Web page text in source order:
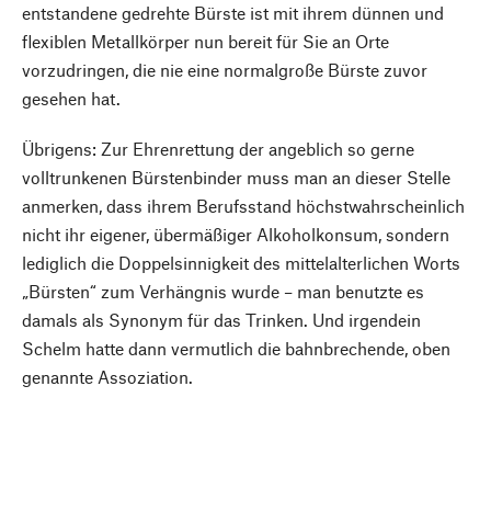
entstandene gedrehte Bürste ist mit ihrem dünnen und
flexiblen Metallkörper nun bereit für Sie an Orte
vorzudringen, die nie eine normalgroße Bürste zuvor
gesehen hat.
Übrigens: Zur Ehrenrettung der angeblich so gerne
volltrunkenen Bürstenbinder muss man an dieser Stelle
anmerken, dass ihrem Berufsstand höchstwahrscheinlich
nicht ihr eigener, übermäßiger Alkoholkonsum, sondern
lediglich die Doppelsinnigkeit des mittelalterlichen Worts
„Bürsten“ zum Verhängnis wurde – man benutzte es
damals als Synonym für das Trinken. Und irgendein
Schelm hatte dann vermutlich die bahnbrechende, oben
genannte Assoziation.